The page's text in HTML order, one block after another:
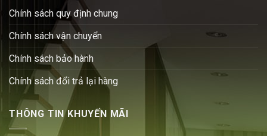
Chính sách quy định chung
Chính sách vận chuyển
Chính sách bảo hành
Chính sách đổi trả lại hàng
THÔNG TIN KHUYẾN MÃI